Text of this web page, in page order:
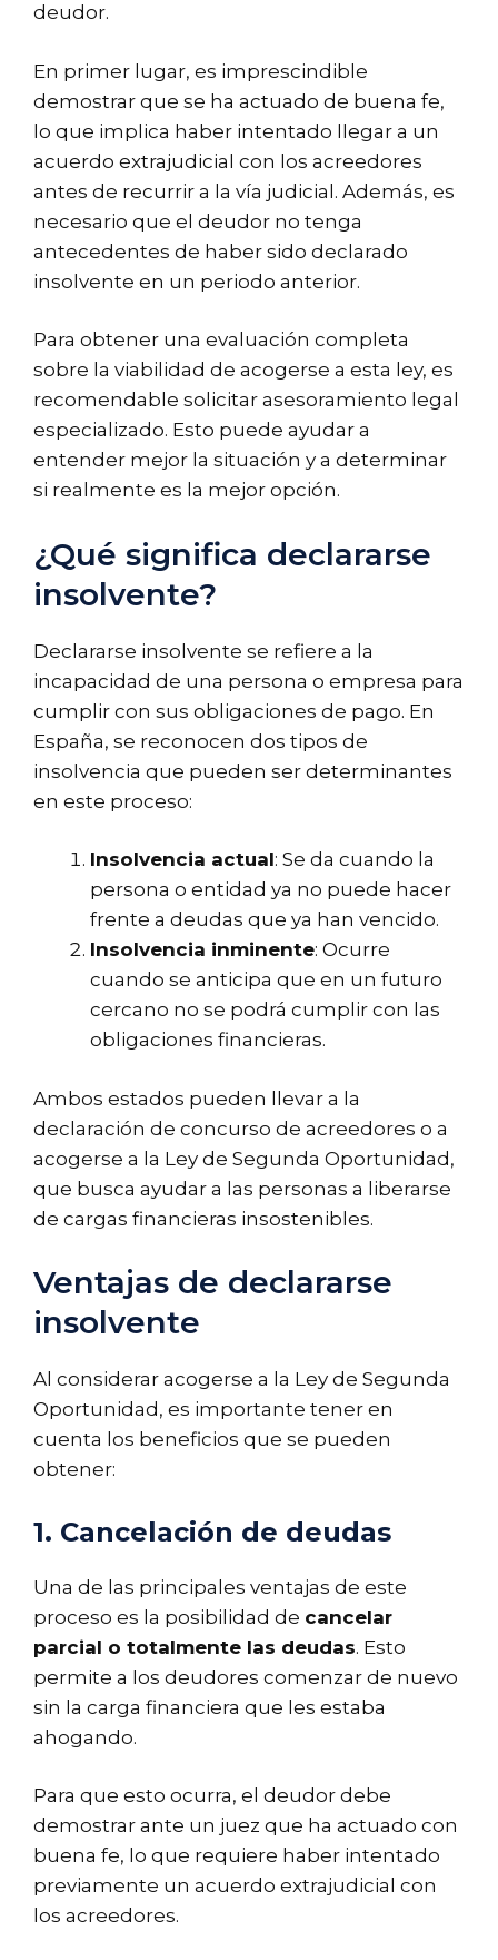
deudor.
En primer lugar, es imprescindible
demostrar que se ha actuado de buena fe,
lo que implica haber intentado llegar a un
acuerdo extrajudicial con los acreedores
antes de recurrir a la vía judicial. Además, es
necesario que el deudor no tenga
antecedentes de haber sido declarado
insolvente en un periodo anterior.
Para obtener una evaluación completa
sobre la viabilidad de acogerse a esta ley, es
recomendable solicitar asesoramiento legal
especializado. Esto puede ayudar a
entender mejor la situación y a determinar
si realmente es la mejor opción.
¿Qué significa declararse
insolvente?
Declararse insolvente se refiere a la
incapacidad de una persona o empresa para
cumplir con sus obligaciones de pago. En
España, se reconocen dos tipos de
insolvencia que pueden ser determinantes
en este proceso:
Insolvencia actual: Se da cuando la
persona o entidad ya no puede hacer
frente a deudas que ya han vencido.
Insolvencia inminente: Ocurre
cuando se anticipa que en un futuro
cercano no se podrá cumplir con las
obligaciones financieras.
Ambos estados pueden llevar a la
declaración de concurso de acreedores o a
acogerse a la Ley de Segunda Oportunidad,
que busca ayudar a las personas a liberarse
de cargas financieras insostenibles.
Ventajas de declararse
insolvente
Al considerar acogerse a la Ley de Segunda
Oportunidad, es importante tener en
cuenta los beneficios que se pueden
obtener:
1. Cancelación de deudas
Una de las principales ventajas de este
proceso es la posibilidad de cancelar
parcial o totalmente las deudas. Esto
permite a los deudores comenzar de nuevo
sin la carga financiera que les estaba
ahogando.
Para que esto ocurra, el deudor debe
demostrar ante un juez que ha actuado con
buena fe, lo que requiere haber intentado
previamente un acuerdo extrajudicial con
los acreedores.